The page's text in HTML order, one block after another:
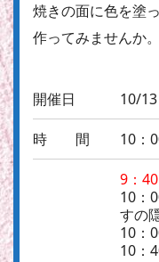
焼きの面に色を塗
作ってみませんか。
開催日 10/13
時 間 10：
9：
10：
すの
10：
10：